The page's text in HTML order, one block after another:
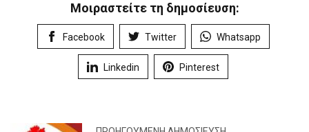
Μοιραστείτε τη δημοσίευση:
Facebook Twitter Whatsapp
Linkedin Pinterest